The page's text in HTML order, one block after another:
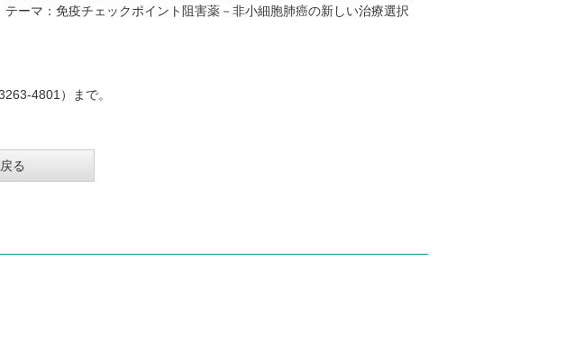
ーマ：免疫チェックポイント阻害薬－非小細胞肺癌の新しい治療選択
4801）まで。
る